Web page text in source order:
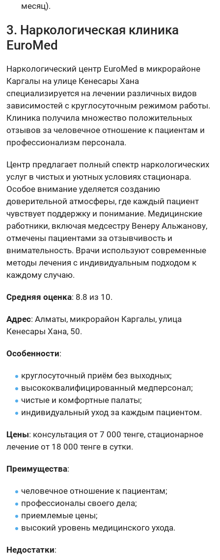
месяц).
3. Наркологическая клиника
EuroMed
Наркологический центр EuroMed в микрорайоне
Каргалы на улице Кенесары Хана
специализируется на лечении различных видов
зависимостей с круглосуточным режимом работы.
Клиника получила множество положительных
отзывов за человечное отношение к пациентам и
профессионализм персонала.
Центр предлагает полный спектр наркологических
услуг в чистых и уютных условиях стационара.
Особое внимание уделяется созданию
доверительной атмосферы, где каждый пациент
чувствует поддержку и понимание. Медицинские
работники, включая медсестру Венеру Альжанову,
отмечены пациентами за отзывчивость и
внимательность. Врачи используют современные
методы лечения с индивидуальным подходом к
каждому случаю.
Средняя оценка: 8.8 из 10.
Адрес: Алматы, микрорайон Каргалы, улица
Кенесары Хана, 50.
Особенности:
круглосуточный приём без выходных;
высококвалифицированный медперсонал;
чистые и комфортные палаты;
индивидуальный уход за каждым пациентом.
Цены: консультация от 7 000 тенге, стационарное
лечение от 18 000 тенге в сутки.
Преимущества:
человечное отношение к пациентам;
профессионалы своего дела;
приемлемые цены;
высокий уровень медицинского ухода.
Недостатки: